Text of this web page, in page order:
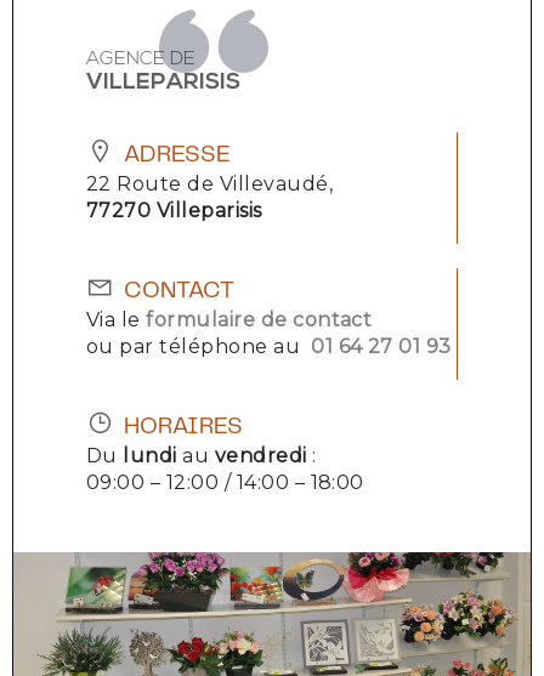
AGENCE DE
VILLEPARISIS
ADRESSE
22 Route de Villevaudé,
77270 Villeparisis
CONTACT
Via leformulaire de contact
ou par téléphone au
01 64 27 01 93
HORAIRES
Du
lundi au vendredi :
09:00 – 12:00 / 14:00 – 18:00